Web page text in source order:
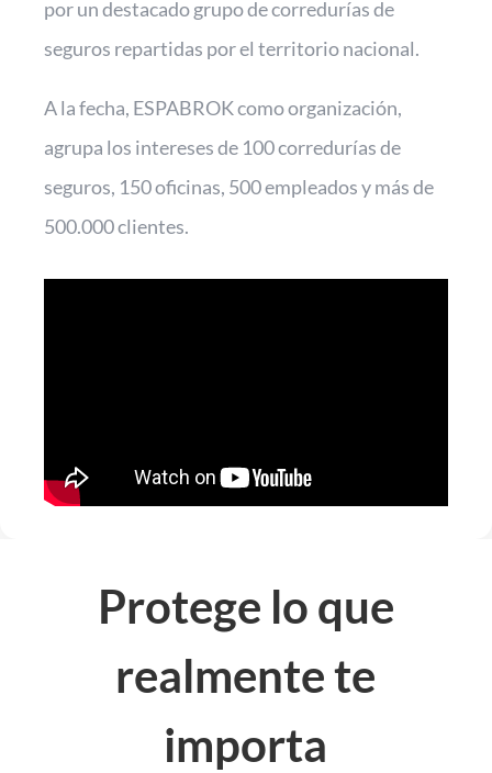
por un destacado grupo de corredurías de
seguros repartidas por el territorio nacional.
A la fecha, ESPABROK como organización,
agrupa los intereses de 100 corredurías de
seguros, 150 oficinas, 500 empleados y más de
500.000 clientes.
Protege lo que
realmente te
importa